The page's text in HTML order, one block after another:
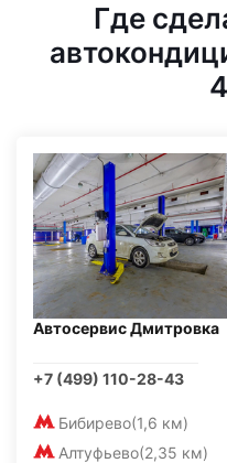
Где
Автосервис Дмитровка
+7 (499) 110-28-43
Бибирево(1,6 км)
Алтуфьево(2,35 км)